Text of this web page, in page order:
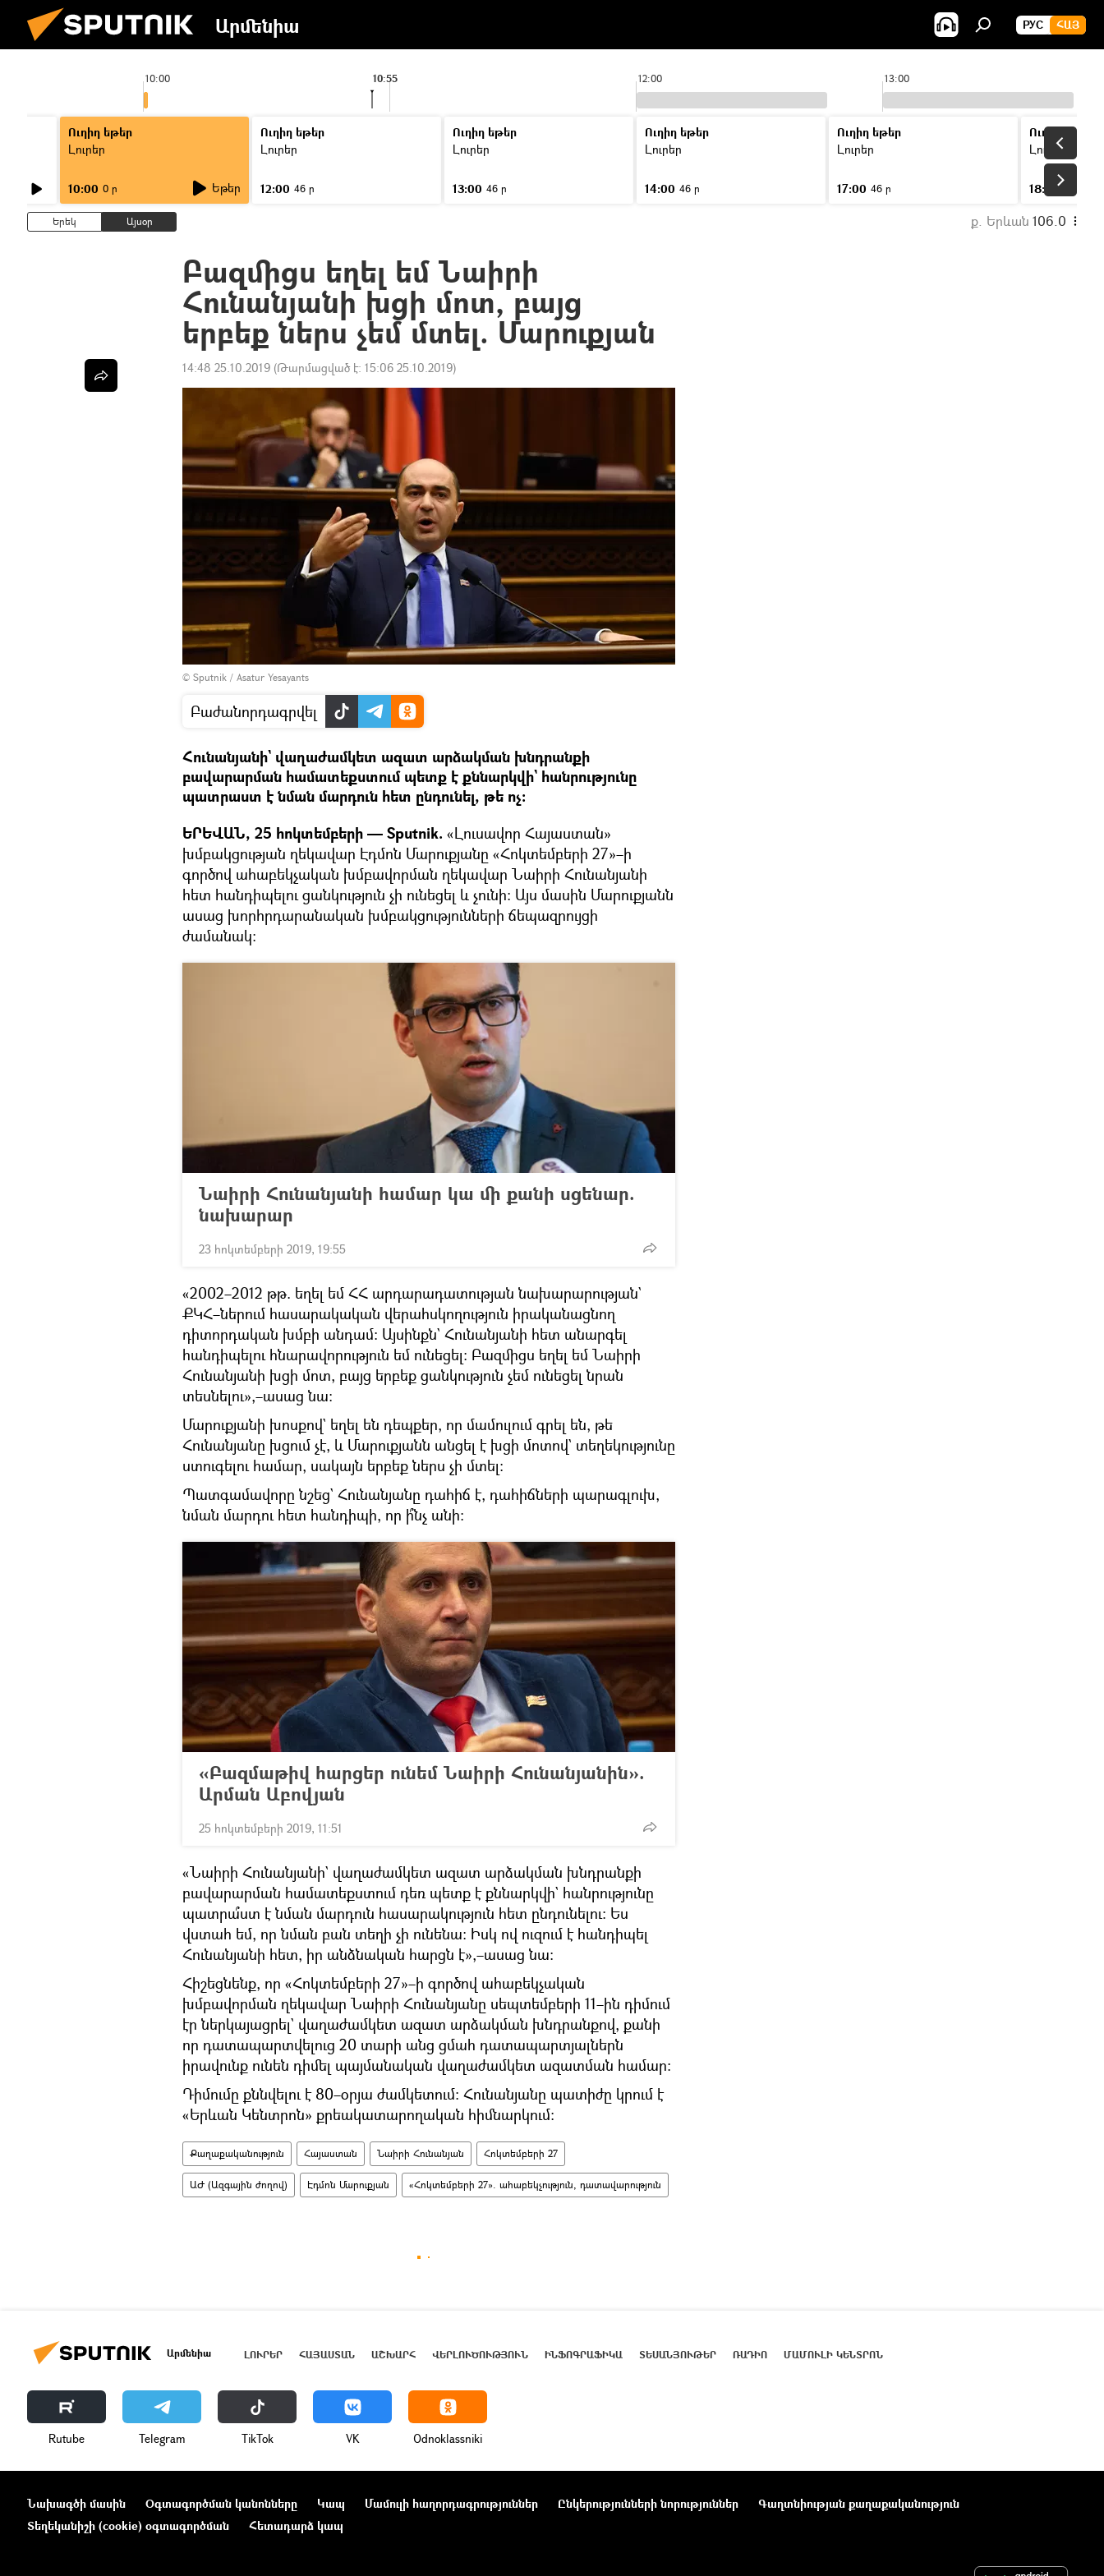
Արմենիա РУС ՀԱՅ
10:00 12:00 13:00
10:55
Ուղիղ եթեր
Լուրեր
10:00 0 ր Եթեր
Ուղիղ եթեր
Լուրեր
12:00 46 ր
Ուղիղ եթեր
Լուրեր
13:00 46 ր
Ուղիղ եթեր
Լուրեր
14:00 46 ր
Ուղիղ եթեր
Լուրեր
17:00 46 ր
Ուղիղ եթեր
Լուրեր
18:00
Երեկ Այսօր ք. Երևան 106.0
Բազմիցս եղել եմ Նաիրի
Հունանյանի խցի մոտ, բայց
երբեք ներս չեմ մտել. Մարուքյան
14:48 25.10.2019 (Թարմացված է: 15:06 25.10.2019)
© Sputnik / Asatur Yesayants
Բաժանորդագրվել
Հունանյանի` վաղաժամկետ ազատ արձակման խնդրանքի
բավարարման համատեքստում պետք է քննարկվի` հանրությունը
պատրաստ է նման մարդուն հետ ընդունել, թե ոչ։
ԵՐԵՎԱՆ, 25 հոկտեմբերի — Sputnik. «Լուսավոր Հայաստան»
խմբակցության ղեկավար Էդմոն Մարուքյանը «Հոկտեմբերի 27»–ի
գործով ահաբեկչական խմբավորման ղեկավար Նաիրի Հունանյանի
հետ հանդիպելու ցանկություն չի ունեցել և չունի։ Այս մասին Մարուքյանն
ասաց խորհրդարանական խմբակցությունների ճեպազրույցի
ժամանակ։
Նաիրի Հունանյանի համար կա մի քանի սցենար.
նախարար
23 հոկտեմբերի 2019, 19:55
«2002–2012 թթ. եղել եմ ՀՀ արդարադատության նախարարության`
ՔԿՀ–ներում հասարակական վերահսկողություն իրականացնող
դիտորդական խմբի անդամ։ Այսինքն` Հունանյանի հետ անարգել
հանդիպելու հնարավորություն եմ ունեցել։ Բազմիցս եղել եմ Նաիրի
Հունանյանի խցի մոտ, բայց երբեք ցանկություն չեմ ունեցել նրան
տեսնելու»,–ասաց նա։
Մարուքյանի խոսքով` եղել են դեպքեր, որ մամուլում գրել են, թե
Հունանյանը խցում չէ, և Մարուքյանն անցել է խցի մոտով` տեղեկությունը
ստուգելու համար, սակայն երբեք ներս չի մտել։
Պատգամավորը նշեց` Հունանյանը դահիճ է, դահիճների պարագլուխ,
նման մարդու հետ հանդիպի, որ ի՞նչ անի։
«Բազմաթիվ հարցեր ունեմ Նաիրի Հունանյանին».
Արման Աբովյան
25 հոկտեմբերի 2019, 11:51
«Նաիրի Հունանյանի` վաղաժամկետ ազատ արձակման խնդրանքի
բավարարման համատեքստում դեռ պետք է քննարկվի` հանրությունը
պատրա՞ստ է նման մարդուն հասարակություն հետ ընդունելու։ Ես
վստահ եմ, որ նման բան տեղի չի ունենա։ Իսկ ով ուզում է հանդիպել
Հունանյանի հետ, իր անձնական հարցն է»,–ասաց նա։
Հիշեցնենք, որ «Հոկտեմբերի 27»–ի գործով ահաբեկչական
խմբավորման ղեկավար Նաիրի Հունանյանը սեպտեմբերի 11–ին դիմում
էր ներկայացրել` վաղաժամկետ ազատ արձակման խնդրանքով, քանի
որ դատապարտվելուց 20 տարի անց ցմահ դատապարտյալներն
իրավունք ունեն դիմել պայմանական վաղաժամկետ ազատման համար։
Դիմումը քննվելու է 80–օրյա ժամկետում։ Հունանյանը պատիժը կրում է
«Երևան Կենտրոն» քրեակատարողական հիմնարկում։
Քաղաքականություն Հայաստան Նաիրի Հունանյան Հոկտեմբերի 27
ԱԺ (Ազգային ժողով) Էդմոն Մարուքյան «Հոկտեմբերի 27». ահաբեկչություն, դատավարություն
Արմենիա ԼՈՒՐԵՐ ՀԱՅԱՍՏԱՆ ԱՇԽԱՐՀ ՎԵՐԼՈՒԾՈՒԹՅՈՒՆ ԻՆՖՈԳՐԱՖԻԿԱ ՏԵՍԱՆՅՈՒԹԵՐ ՌԱԴԻՈ ՄԱՄՈՒԼԻ ԿԵՆՏՐՈՆ
Rutube Telegram ТikТоk VK Odnoklassniki
Նախագծի մասին Օգտագործման կանոնները Կապ Մամուլի հաղորդագրություններ Ընկերությունների նորություններ
Գաղտնիության քաղաքականություն
Տեղեկանիշի (cookie) օգտագործման
Հետադարձ կապ